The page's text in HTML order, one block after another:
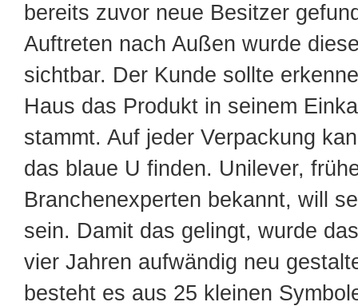
bereits zuvor neue Besitzer
Auftreten nach Außen wurde
sichtbar. Der Kunde sollte
Haus das Produkt in seinem
stammt. Auf jeder Verpackung
das blaue U finden. Unilever,
Branchenexperten bekannt, will
sein. Damit das gelingt, wurde
vier Jahren aufwändig neu
besteht es aus 25 kleinen